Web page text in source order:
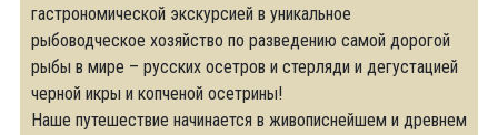
гастрономической экскурсией в уникальное
рыбоводческое хозяйство по разведению самой дорогой
рыбы в мире – русских осетров и стерляди и дегустацией
черной икры и копченой осетрины!
Наше путешествие начинается в живописнейшем и древнем